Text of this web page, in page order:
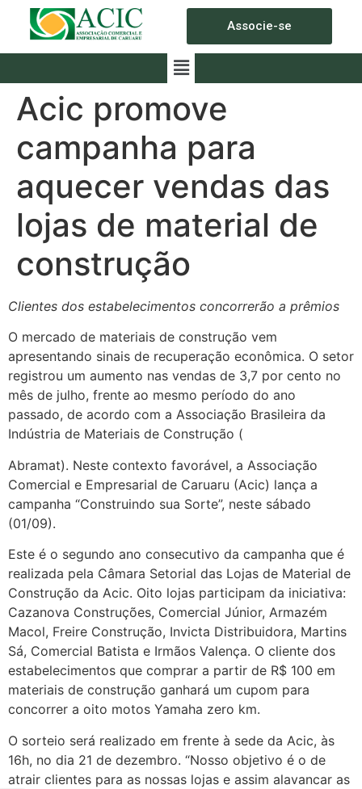
Associe-se
Acic promove
campanha para
aquecer vendas das
lojas de material de
construção
Clientes dos estabelecimentos concorrerão a prêmios
O mercado de materiais de construção vem
apresentando sinais de recuperação econômica. O setor
registrou um aumento nas vendas de 3,7 por cento no
mês de julho, frente ao mesmo período do ano
passado, de acordo com a Associação Brasileira da
Indústria de Materiais de Construção (
Abramat). Neste contexto favorável, a Associação
Comercial e Empresarial de Caruaru (Acic) lança a
campanha “Construindo sua Sorte”, neste sábado
(01/09).
Este é o segundo ano consecutivo da campanha que é
realizada pela Câmara Setorial das Lojas de Material de
Construção da Acic. Oito lojas participam da iniciativa:
Cazanova Construções, Comercial Júnior, Armazém
Macol, Freire Construção, Invicta Distribuidora, Martins
Sá, Comercial Batista e Irmãos Valença. O cliente dos
estabelecimentos que comprar a partir de R$ 100 em
materiais de construção ganhará um cupom para
concorrer a oito motos Yamaha zero km.
O sorteio será realizado em frente à sede da Acic, às
16h, no dia 21 de dezembro. “Nosso objetivo é o de
atrair clientes para as nossas lojas e assim alavancar as